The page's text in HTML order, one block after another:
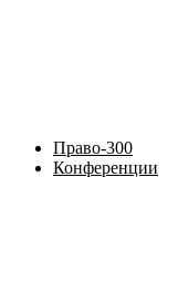
Право-300
Конференции